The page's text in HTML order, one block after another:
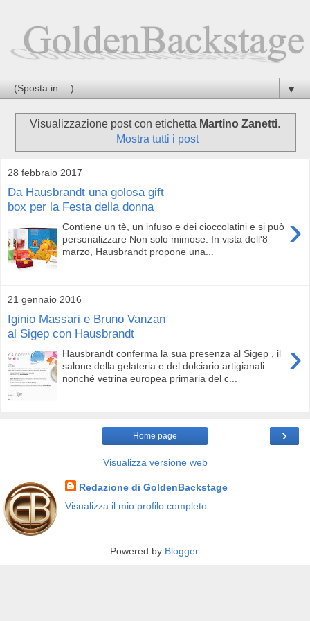
▼
Visualizzazione post con etichetta Martino Zanetti.
Mostra tutti i post
28 febbraio 2017
Da Hausbrandt una golosa gift
box per la Festa della donna
›
Contiene un tè, un infuso e dei cioccolatini e si può
personalizzare Non solo mimose. In vista dell'8
marzo, Hausbrandt propone una...
21 gennaio 2016
Iginio Massari e Bruno Vanzan
al Sigep con Hausbrandt
›
Hausbrandt conferma la sua presenza al Sigep , il
salone della gelateria e del dolciario artigianali
nonché vetrina europea primaria del c...
›
Home page
Visualizza versione web
Redazione di GoldenBackstage
Visualizza il mio profilo completo
Powered by Blogger.